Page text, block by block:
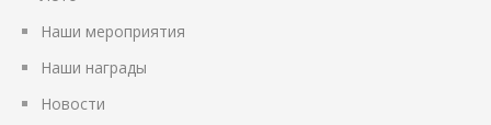
Наши мероприятия
Наши награды
Новости